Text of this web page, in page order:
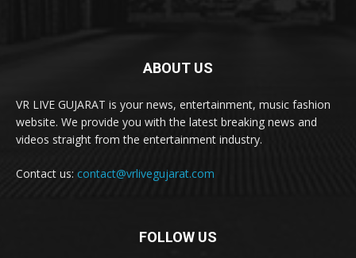
ABOUT US
VR LIVE GUJARAT is your news, entertainment, music fashion
website. We provide you with the latest breaking news and
videos straight from the entertainment industry.
Contact us: contact@vrlivegujarat.com
FOLLOW US